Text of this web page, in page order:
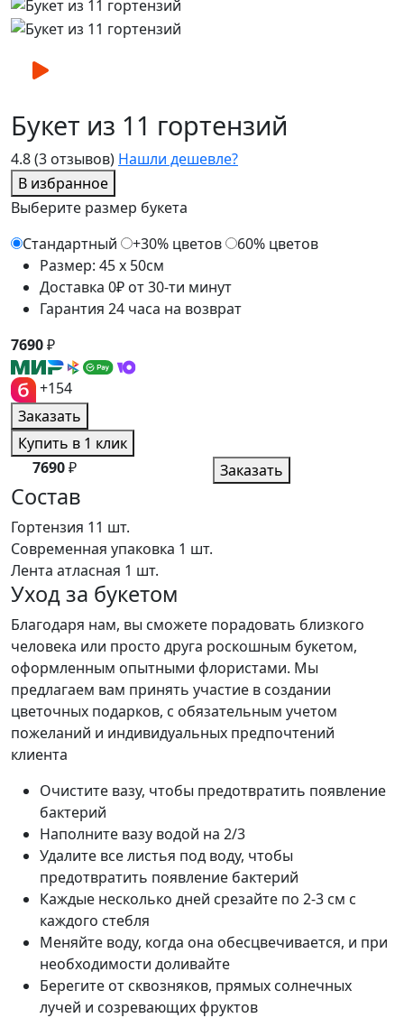
4.8(3 отзывов) Нашли дешевле?
В избранное
Букет из 11 гортензий
Выберите размер букета
Стандартный
+30% цветов
60% цветов
Размер: 45 x 50см
Доставка 0₽ от 30-ти минут
Гарантия 24 часа на возврат
7690₽
+154
Заказать
Купить в 1 клик
7690₽ Заказать
Состав
Гортензия 11 шт.
Современная упаковка 1 шт.
Лента атласная 1 шт.
Уход за букетом
Благодаря нам, вы сможете порадовать близкого
человека или просто друга роскошным букетом,
оформленным опытными флористами. Мы
предлагаем вам принять участие в создании
цветочных подарков, с обязательным учетом
пожеланий и индивидуальных предпочтений
клиента
Очистите вазу, чтобы предотвратить появление
бактерий
Наполните вазу водой на 2/3
Удалите все листья под воду, чтобы
предотвратить появление бактерий
Каждые несколько дней срезайте по 2-3 см с
каждого стебля
Меняйте воду, когда она обесцвечивается, и при
необходимости доливайте
Берегите от сквозняков, прямых солнечных
лучей и созревающих фруктов